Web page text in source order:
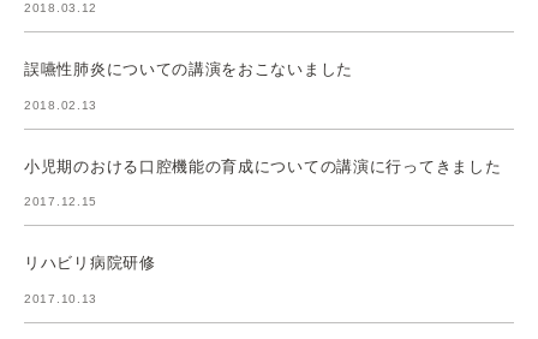
2018.03.12
誤嚥性肺炎についての講演をおこないました
2018.02.13
小児期のおける口腔機能の育成についての講演に行ってきました
2017.12.15
リハビリ病院研修
2017.10.13